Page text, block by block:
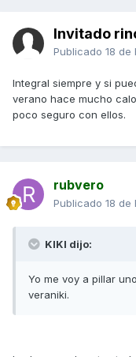
Invitado
Publicado 18 de
Integral siempre y si
verano hace mucho
poco seguro con ellos.
rubvero
Publicado 18 de
KIKI dijo:
Yo me voy a pillar
veraniki.